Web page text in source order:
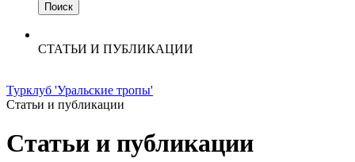
СТАТЬИ И ПУБЛИКАЦИИ
Турклуб 'Уральские тропы'
Статьи и публикации
Статьи и публикации